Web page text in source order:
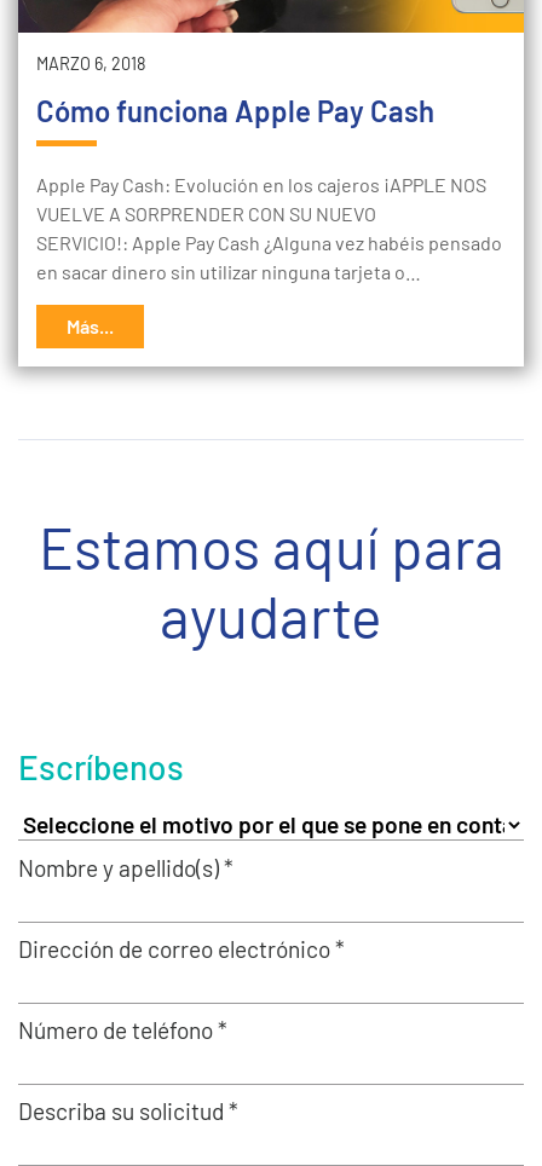
MARZO 6, 2018
Cómo funciona Apple Pay Cash
Apple Pay Cash: Evolución en los cajeros ¡APPLE NOS
VUELVE A SORPRENDER CON SU NUEVO
SERVICIO!: Apple Pay Cash ¿Alguna vez habéis pensado
en sacar dinero sin utilizar ninguna tarjeta o…
Más...
Estamos aquí para
ayudarte
Escríbenos
Nombre y apellido(s) *
Dirección de correo electrónico *
Número de teléfono *
Describa su solicitud *